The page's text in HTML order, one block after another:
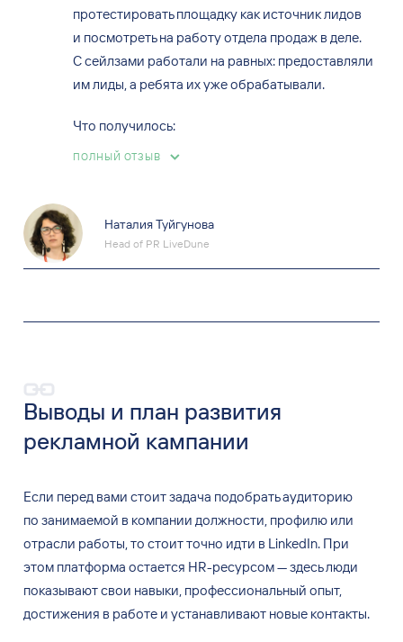
протестировать площадку как источник лидов
и посмотреть на работу отдела продаж в деле.
С сейлзами работали на равных: предоставляли
им лиды, а ребята их уже обрабатывали.
Что получилось:
ПОЛНЫЙ ОТЗЫВ
Наталия Туйгунова
Head of PR LiveDune
Выводы и план развития
рекламной кампании
Если перед вами стоит задача подобрать аудиторию
по занимаемой в компании должности, профилю или
отрасли работы, то стоит точно идти в LinkedIn. При
этом платформа остается HR-ресурсом — здесь люди
показывают свои навыки, профессиональный опыт,
достижения в работе и устанавливают новые контакты.